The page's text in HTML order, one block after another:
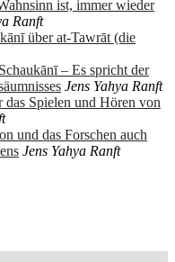
ist, immer wieder
Ranft
über at-Tawrāt (die
– Es spricht der
Jens Yahya Ranft
Spielen und Hören von
und das Forschen auch
Jens Yahya Ranft